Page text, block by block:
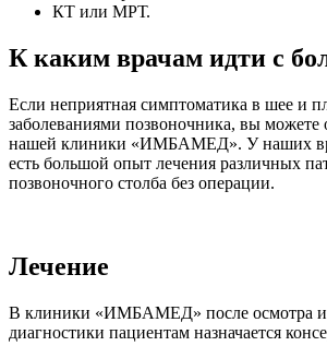
КТ или МРТ.
К каким врачам идти с
Если неприятная симптоматика в шее и
заболеваниями позвоночника, вы можете
нашей клиники «ИМБАМЕД». У наших
есть большой опыт лечения различных
позвоночного столба без операции.
Лечение
В клиники «ИМБАМЕД» после осмотра и
диагностики пациентам назначается